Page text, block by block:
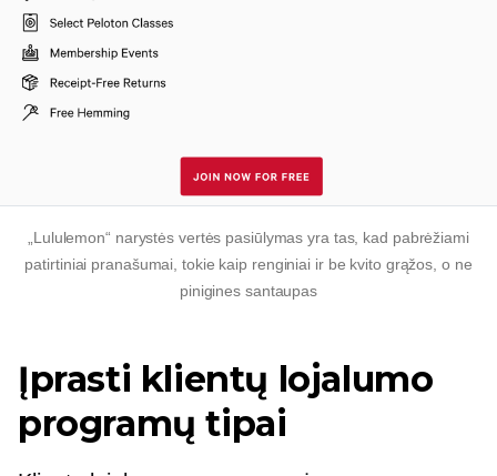
„Lululemon“ narystės vertės pasiūlymas yra tas, kad pabrėžiami
patirtiniai pranašumai, tokie kaip renginiai ir be kvito grąžos, o ne
pinigines santaupas
Įprasti klientų lojalumo
programų tipai